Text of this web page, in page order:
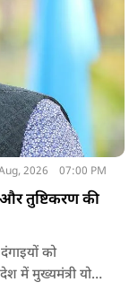
2026 07:00 PM
तुष्टिकरण की
को
में मुख्यमंत्री योगी